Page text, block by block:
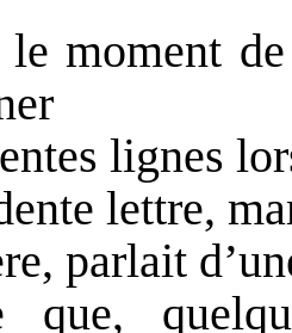
le moment
lignes
lettre,
parlait
que,